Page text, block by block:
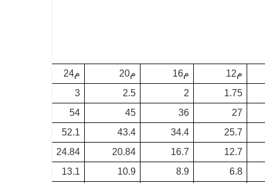
م12 م16 م20
م24
1.75
2
2.5
3
27
36
45
54
25.7
34.4
43.4
52.1
12.7
16.7
20.84
24.84
6.8
8.9
10.9
13.1